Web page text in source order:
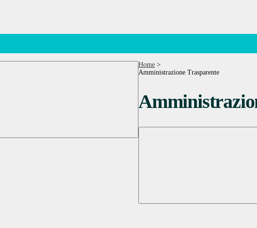
Home >
Amministrazione Trasparente